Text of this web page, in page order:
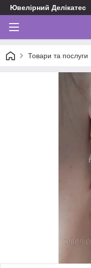
Ювелірний Делікатес
Товари та послуги